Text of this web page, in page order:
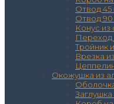
Отвод 45
Отвод 90
Конус из
Переход
Тройник
Врезка
Окожушка из